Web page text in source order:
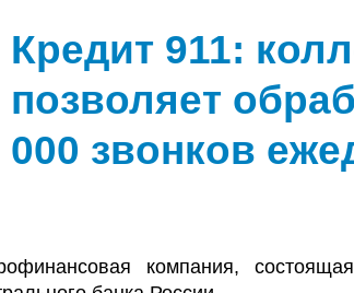
Кредит 911:
позволяет
000 звонков
компания, состоящая